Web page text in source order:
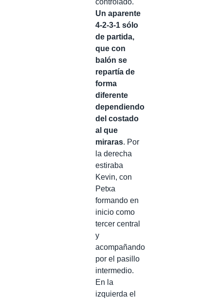
controlado.
Un aparente
4-2-3-1 sólo
de partida,
que con
balón se
repartía de
forma
diferente
dependiendo
del costado
al que
miraras. Por
la derecha
estiraba
Kevin, con
Petxa
formando en
inicio como
tercer central
y
acompañando
por el pasillo
intermedio.
En la
izquierda el